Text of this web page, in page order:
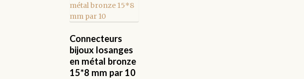
Connecteurs
bijoux losanges
en métal bronze
15*8 mm par 10